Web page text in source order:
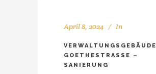
April 8, 2024 In
VERWALTUNGSGEBÄUDE
GOETHESTRASSE – S
ANIERUNG